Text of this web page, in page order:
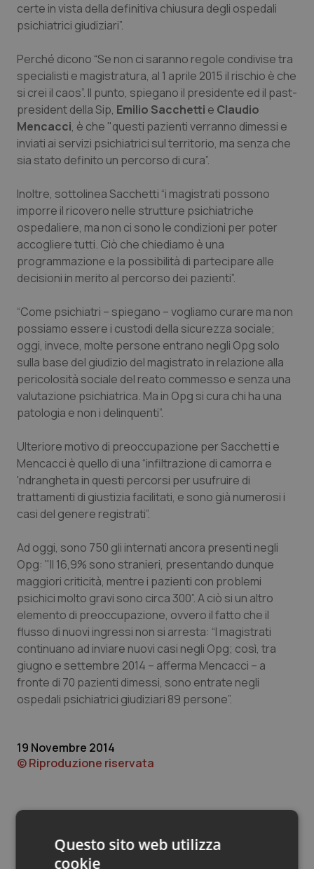
Emilia-Romagna
Lazio
Liguria
Lombardia
Marche
Molise
Piemonte
Provincia Autonoma di Trento
Puglia
Sardegna
Sicilia
Toscana
Umbria
Valle D’Aosta
Veneto
Colesterolo & coronaropatie
Diabete & glucometri
Disturbi dell’umore
Dolore
Donna & Salute
Epatiti
HIV
Ipertensione & Scompenso
Malattie rare
Malattia di Crohn & Rettocolite Ulcerosa
Neuroscienze & patologie neurodegenerative
Obesità
Oftalmologia
Oncodermatologia
Oncoematologia
Oncologia & Nutrizione
Psoriasi & pelle
Quotidiano Cardiologia
Quotidiano Chirurgia
Quotidiano Oncologia
Quotidiano Pediatria
Rene & patologie urogenitali
certe in vista della definitiva chiusura degli ospedali
psichiatrici giudiziari”.
Perché dicono “Se non ci saranno regole condivise tra
specialisti e magistratura, al 1 aprile 2015 il rischio è che
si crei il caos”. Il punto, spiegano il presidente ed il past-
president della Sip, Emilio Sacchetti e Claudio
Mencacci, è che "questi pazienti verranno dimessi e
inviati ai servizi psichiatrici sul territorio, ma senza che
sia stato definito un percorso di cura”.
Inoltre, sottolinea Sacchetti “i magistrati possono
imporre il ricovero nelle strutture psichiatriche
ospedaliere, ma non ci sono le condizioni per poter
accogliere tutti. Ciò che chiediamo è una
programmazione e la possibilità di partecipare alle
decisioni in merito al percorso dei pazienti”.
“Come psichiatri – spiegano – vogliamo curare ma non
possiamo essere i custodi della sicurezza sociale;
oggi, invece, molte persone entrano negli Opg solo
sulla base del giudizio del magistrato in relazione alla
pericolosità sociale del reato commesso e senza una
valutazione psichiatrica. Ma in Opg si cura chi ha una
patologia e non i delinquenti”.
Ulteriore motivo di preoccupazione per Sacchetti e
Mencacci è quello di una “infiltrazione di camorra e
'ndrangheta in questi percorsi per usufruire di
trattamenti di giustizia facilitati, e sono già numerosi i
casi del genere registrati”.
Ad oggi, sono 750 gli internati ancora presenti negli
Opg: "Il 16,9% sono stranieri, presentando dunque
maggiori criticità, mentre i pazienti con problemi
psichici molto gravi sono circa 300”. A ciò si un altro
elemento di preoccupazione, ovvero il fatto che il
flusso di nuovi ingressi non si arresta: “I magistrati
continuano ad inviare nuovi casi negli Opg; così, tra
giugno e settembre 2014 – afferma Mencacci – a
fronte di 70 pazienti dimessi, sono entrate negli
ospedali psichiatrici giudiziari 89 persone”.
19 Novembre 2014
© Riproduzione riservata
Questo sito web utilizza
cookie